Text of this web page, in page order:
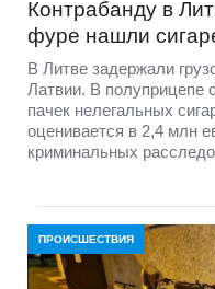
Контрабанду в
фуре нашли
В Литве задержали
Латвии. В полуприцепе
пачек нелегальных
оценивается в 2,4 млн
криминальных
ПРОИСШЕСТВИЯ